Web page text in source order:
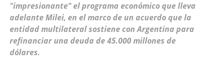
"impresionante" el programa económico que lleva
adelante Milei, en el marco de un acuerdo que la
entidad multilateral sostiene con Argentina para
refinanciar una deuda de 45.000 millones de
dólares.